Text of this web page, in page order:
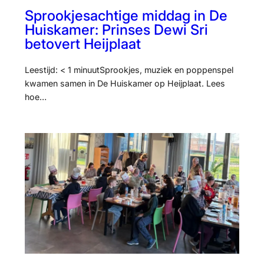
Sprookjesachtige middag in De
Huiskamer: Prinses Dewi Sri
betovert Heijplaat
Leestijd: < 1 minuutSprookjes, muziek en poppenspel
kwamen samen in De Huiskamer op Heijplaat. Lees
hoe…